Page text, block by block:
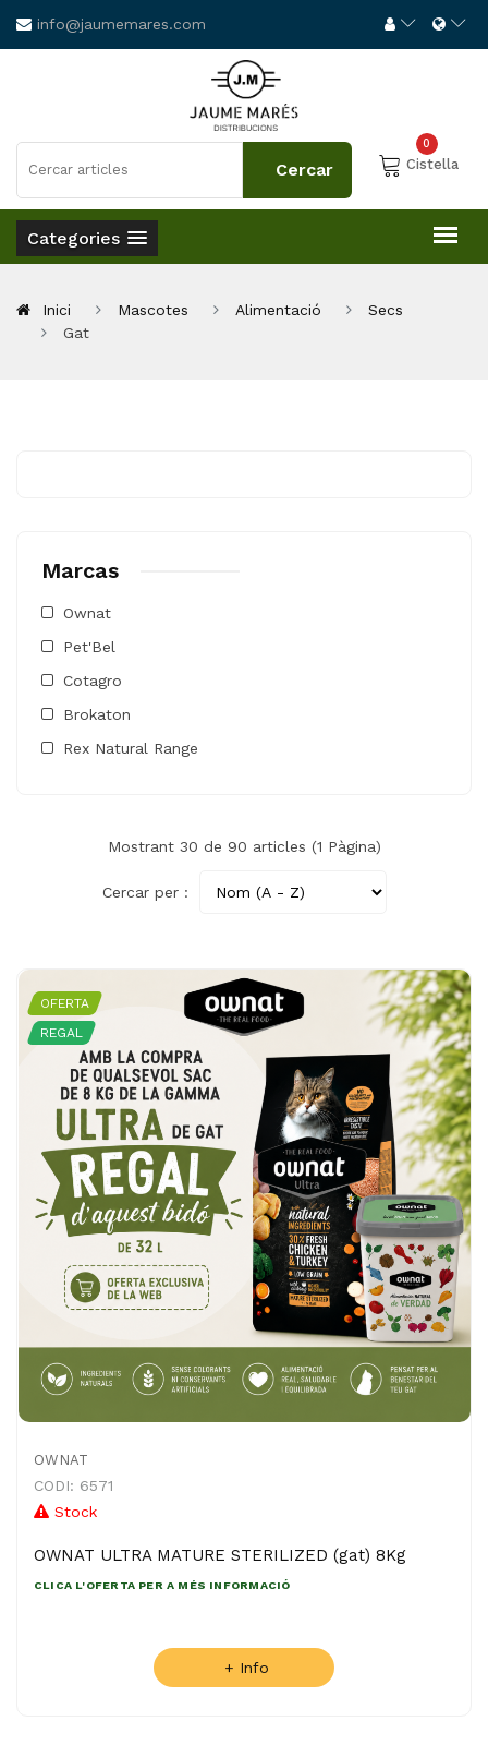
info@jaumemares.com
0
Cistella
Categories
Inici Mascotes Alimentació
Secs
Gat
Marcas
Ownat
Pet'Bel
Cotagro
Brokaton
Rex Natural Range
Mostrant 30 de 90 articles (1 Pàgina)
Cercar per :
OFERTA
REGAL
OWNAT
CODI: 6571
Stock
OWNAT ULTRA MATURE STERILIZED (gat) 8Kg
CLICA L'OFERTA PER A MÉS INFORMACIÓ
+ Info